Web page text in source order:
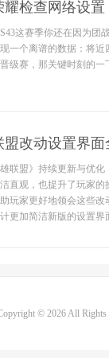
耀检查网络设
这赛季你还在因为团
一个离谱的数据：将
级赛，那关键时刻的一
盟改动设置界面
联盟》持续更新与优
直观，也提升了玩家
玩家更好地领会这些
更加简洁新版的设置界
© 2026 All